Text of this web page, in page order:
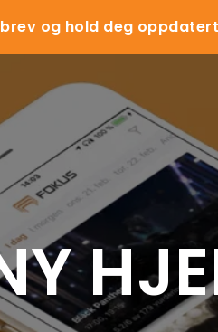
og hold deg